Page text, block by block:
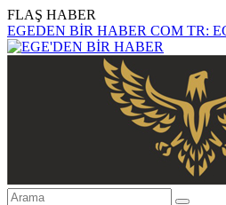
FLAŞ HABER
EGEDEN BİR HABER COM TR: